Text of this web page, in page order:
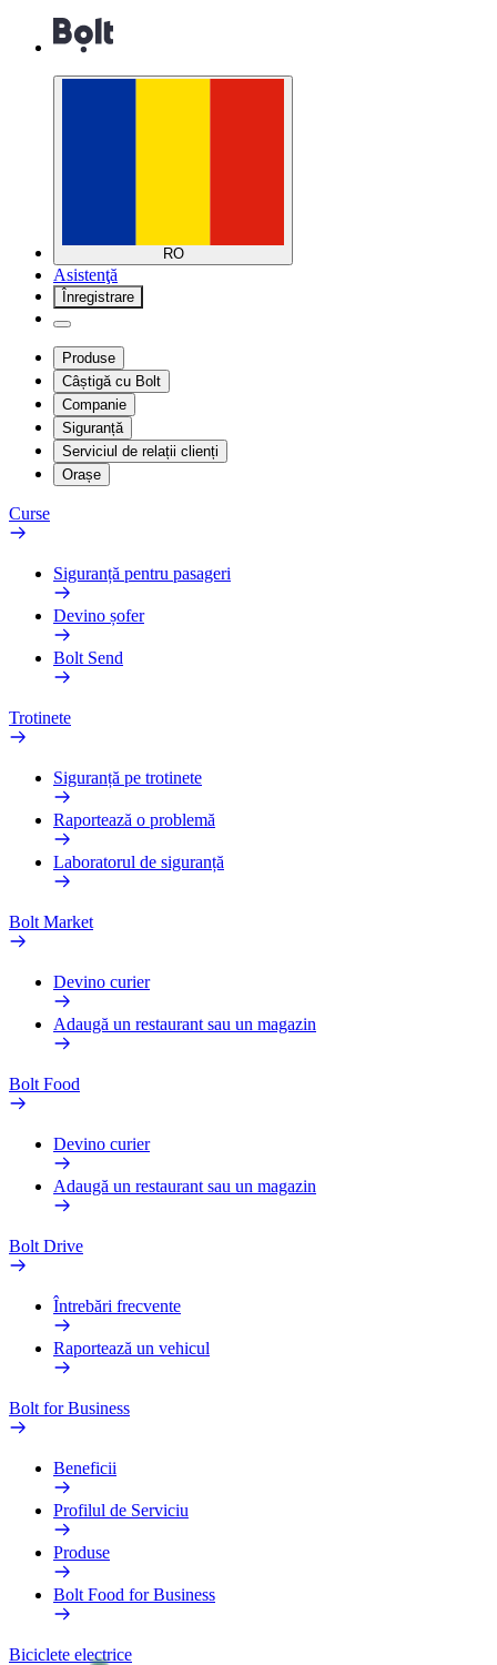
RO
Asistenţă
Înregistrare
Produse
Câștigă cu Bolt
Companie
Siguranță
Serviciul de relații clienți
Orașe
Curse
Siguranță pentru pasageri
Devino șofer
Bolt Send
Trotinete
Siguranță pe trotinete
Raportează o problemă
Laboratorul de siguranță
Bolt Market
Devino curier
Adaugă un restaurant sau un magazin
Bolt Food
Devino curier
Adaugă un restaurant sau un magazin
Bolt Drive
Întrebări frecvente
Raportează un vehicul
Bolt for Business
Beneficii
Profilul de Serviciu
Produse
Bolt Food for Business
Biciclete electrice